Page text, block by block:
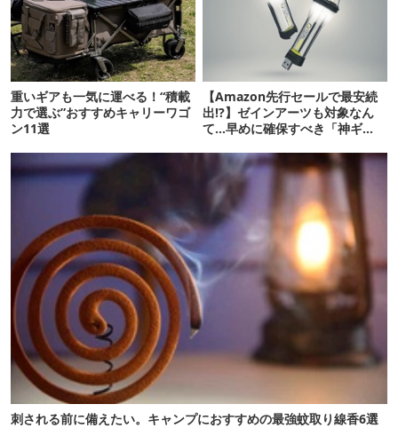
重いギアも一気に運べる！“積載
力で選ぶ”おすすめキャリーワゴ
ン11選
【Amazon先行セールで最安続
出!?】ゼインアーツも対象なん
て…早めに確保すべき「神ギ
刺される前に備えたい。キャンプにおすすめの最強蚊取り線香6選